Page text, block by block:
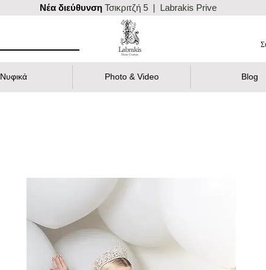
Nέα διεύθυνση Τσικριτζή 5 | Labrakis Prive
Νυφικά Photo & Video Blog